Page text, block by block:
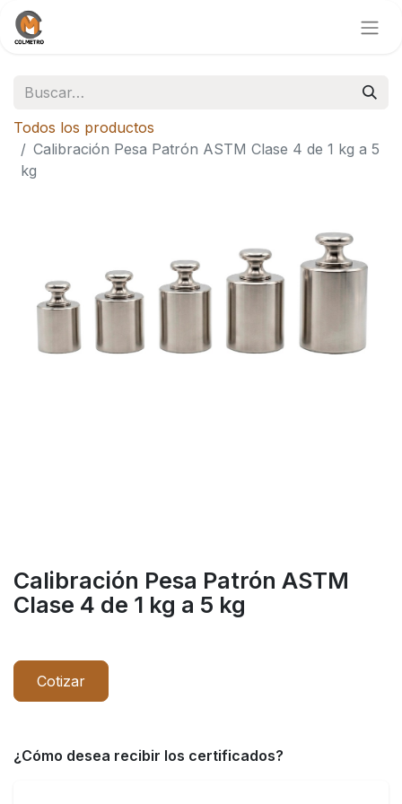
Todos los productos
Calibración Pesa Patrón ASTM Clase 4 de 1 kg a 5
kg
Calibración Pesa Patrón ASTM
Clase 4 de 1 kg a 5 kg
Cotizar
¿Cómo desea recibir los certificados?